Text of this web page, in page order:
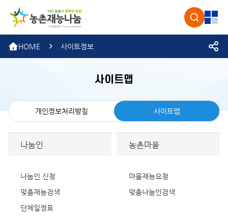
농촌 검색
HOME 사이트정보
사이트맵
개인정보처리방침 사이트맵
나눔인
나눔인 신청
맞춤재능검색
단체일정표
농촌마을
마을재능요청
맞춤나눔인검색